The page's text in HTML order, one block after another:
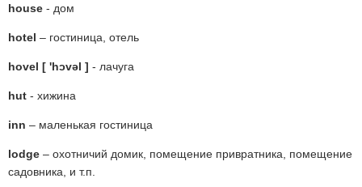
house - дом
hotel – гостиница, отель
hovel [ 'hɔvəl ] - лачуга
hut - хижина
inn – маленькая гостиница
lodge – охотничий домик, помещение привратника, помещение
садовника, и т.п.